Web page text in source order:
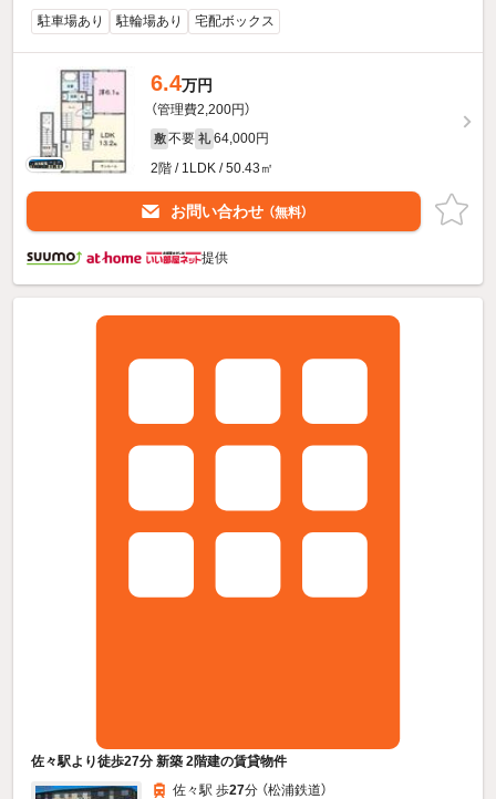
駐車場あり
駐輪場あり 宅配ボックス
6.4万円
（管理費2,200円）
敷 不要 礼 64,000円
2階 / 1LDK / 50.43㎡
お問い合わせ （無料）
提供
佐々駅より徒歩27分 新築 2階建の賃貸物件
佐々駅 歩27分 （松浦鉄道）